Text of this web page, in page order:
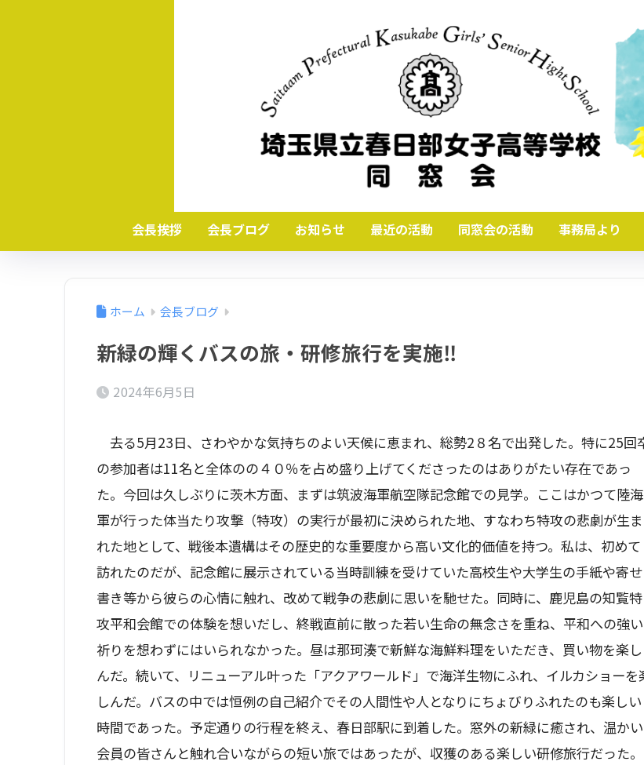
会長挨拶 会長ブログ お知らせ 最近の活動 同窓会の活動 事務局より
ホーム 会長ブログ
新緑の輝くバスの旅・研修旅行を実施‼
2024年6月5日
去る5月23日、さわやかな気持ちのよい天候に恵まれ、総勢2８名で出発した。特に25回
の参加者は11名と全体のの４０％を占め盛り上げてくださったのはありがたい存在であっ
た。今回は久しぶりに茨木方面、まずは筑波海軍航空隊記念館での見学。ここはかつて陸海
軍が行った体当たり攻撃（特攻）の実行が最初に決められた地、すなわち特攻の悲劇が生ま
れた地として、戦後本遺構はその歴史的な重要度から高い文化的価値を持つ。私は、初めて
訪れたのだが、記念館に展示されている当時訓練を受けていた高校生や大学生の手紙や寄せ
書き等から彼らの心情に触れ、改めて戦争の悲劇に思いを馳せた。同時に、鹿児島の知覧特
攻平和会館での体験を想いだし、終戦直前に散った若い生命の無念さを重ね、平和への強い
祈りを想わずにはいられなかった。昼は那珂湊で新鮮な海鮮料理をいただき、買い物を楽し
んだ。続いて、リニューアル叶った「アクアワールド」で海洋生物にふれ、イルカショーを
しんだ。バスの中では恒例の自己紹介でその人間性や人となりにちょびりふれたのも楽しい
時間であった。予定通りの行程を終え、春日部駅に到着した。窓外の新緑に癒され、温かい
会員の皆さんと触れ合いながらの短い旅ではあったが、収獲のある楽しい研修旅行だった。